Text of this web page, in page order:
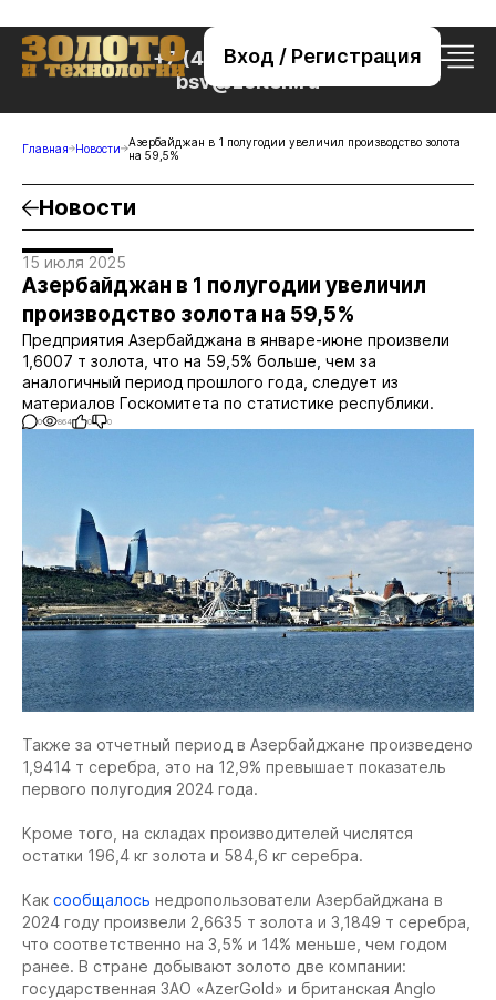
Вход / Регистрация
+7 (495) 221-76-32
bsv@zolteh.ru
Главная Новости Азербайджан в 1 полугодии увеличил производство золота
на 59,5%
Новости
15 июля 2025
Азербайджан в 1 полугодии увеличил
производство золота на 59,5%
Предприятия Азербайджана в январе-июне произвели
1,6007 т золота, что на 59,5% больше, чем за
аналогичный период прошлого года, следует из
материалов Госкомитета по статистике республики.
0 864 0 0
Также за отчетный период в Азербайджане произведено
1,9414 т серебра, это на 12,9% превышает показатель
первого полугодия 2024 года.
Кроме того, на складах производителей числятся
остатки 196,4 кг золота и 584,6 кг серебра.
Как сообщалось недропользователи Азербайджана в
2024 году произвели 2,6635 т золота и 3,1849 т серебра,
что соответственно на 3,5% и 14% меньше, чем годом
ранее. В стране добывают золото две компании:
государственная ЗАО «AzerGold» и британская Anglo